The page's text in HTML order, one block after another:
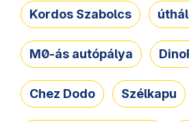
Kordos Szabolcs
M0-ás autópálya
Chez Dodo Szélkapu